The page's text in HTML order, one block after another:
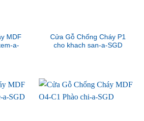
MDF
a-
Cửa Gỗ Chống Cháy P1
cho khach san-a-SGD